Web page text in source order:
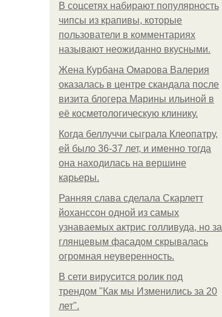
В соцсетях набирают популярность
чипсы из крапивы, которые
пользователи в комментариях
называют неожиданно вкусными.
Жена Курбана Омарова Валерия
оказалась в центре скандала после
визита блогера Марины ильиной в
её косметологическую клинику.
Когда беллуччи сыграла Клеопатру,
ей было 36-37 лет, и именно тогда
она находилась на вершине
карьеры.
Ранняя слава сделала Скарлетт
йоханссон одной из самых
узнаваемых актрис голливуда, но за
глянцевым фасадом скрывалась
огромная неуверенность.
В сети вирусится ролик под
трендом "Как мы Изменились за 20
лет".